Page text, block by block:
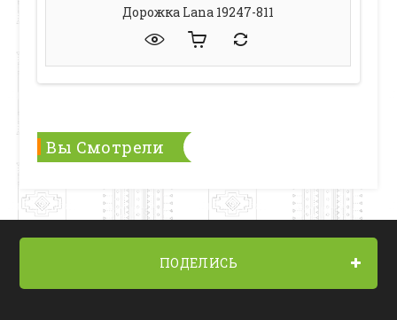
Дорожка Lana 19247-811
Вы Смотрели
ПОДЕЛИСЬ